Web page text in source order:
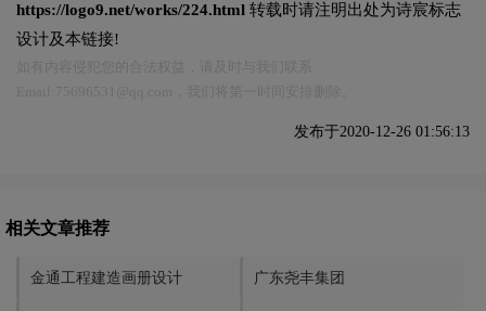
https://logo9.net/works/224.html 转载时请注明出处为诗宸标志
设计及本链接!
发布于2020-12-26 01:56:13
相关文章推荐
金通工程建造画册设计 广东尧丰集团